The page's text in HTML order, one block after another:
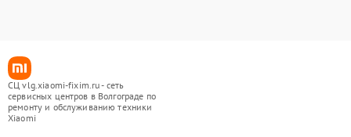
СЦ vlg.xiaomi-fixim.ru - сеть
сервисных центров в Волгограде по
ремонту и обслуживанию техники
Xiaomi